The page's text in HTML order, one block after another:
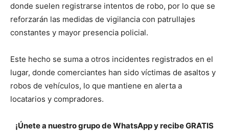
donde suelen registrarse intentos de robo, por lo que se
reforzarán las medidas de vigilancia con patrullajes
constantes y mayor presencia policial.
Este hecho se suma a otros incidentes registrados en el
lugar, donde comerciantes han sido víctimas de asaltos y
robos de vehículos, lo que mantiene en alerta a
locatarios y compradores.
¡Únete a nuestro grupo de WhatsApp y recibe GRATIS